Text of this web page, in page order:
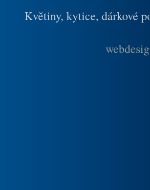
Květiny, kytice, dárkové